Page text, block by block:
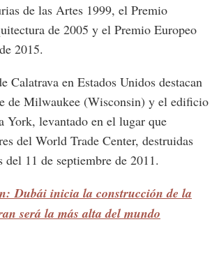
de las Artes 1999, el Premio
de 2005 y el Premio Europeo
2015.
Calatrava en Estados Unidos destacan
de Milwaukee (Wisconsin) y el edificio
York, levantado en el lugar que
del World Trade Center, destruidas
del 11 de septiembre de 2011.
Dubái inicia la construcción de la
será la más alta del mundo